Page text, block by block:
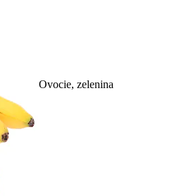
Ovocie, zelenina